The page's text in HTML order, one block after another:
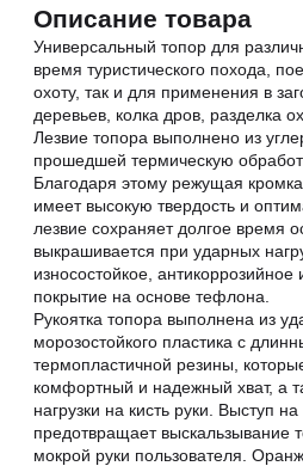
Описание товара
Универсальный топор для
время туристического похода,
охоту, так и для применения в
деревьев, колка дров, разделка
Лезвие топора выполнено из
прошедшей термическую
Благодаря этому режущая
имеет высокую твердость и
лезвие сохраняет долгое время
выкрашивается при ударных
износостойкое,
покрытие на основе тефлона.
Рукоятка топора выполнена из
морозостойкого пластика с
термопластичной резины,
комфортный и надежный хват, а
нагрузки на кисть руки. Выступ
предотвращает выскальзывание
мокрой руки пользователя.